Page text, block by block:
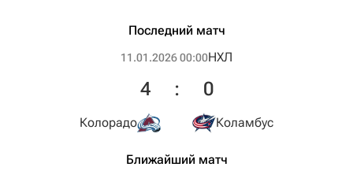
Последний матч
11.01.2026 00:00НХЛ
Колорадо
4 : 0
Коламбус
Ближайший матч